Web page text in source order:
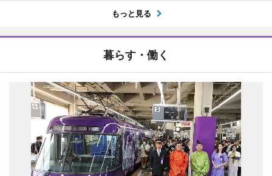
もっと見る
暮らす・働く